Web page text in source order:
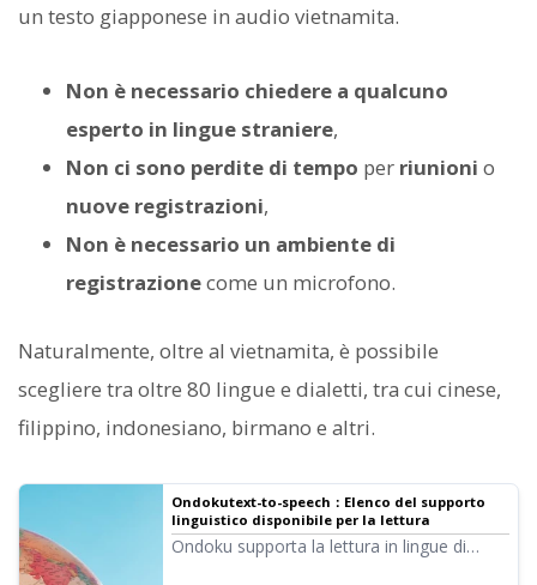
un testo giapponese in audio vietnamita.
Non è necessario chiedere a qualcuno
esperto in lingue straniere,
Non ci sono perdite di tempo per riunioni o
nuove registrazioni,
Non è necessario un ambiente di
registrazionecome un microfono.
Naturalmente, oltre al vietnamita, è possibile
scegliere tra oltre 80 lingue e dialetti, tra cui cinese,
filippino, indonesiano, birmano e altri.
Ondokutext-to-speech：Elenco del supporto
linguistico disponibile per la lettura
Ondoku supporta la lettura in lingue di